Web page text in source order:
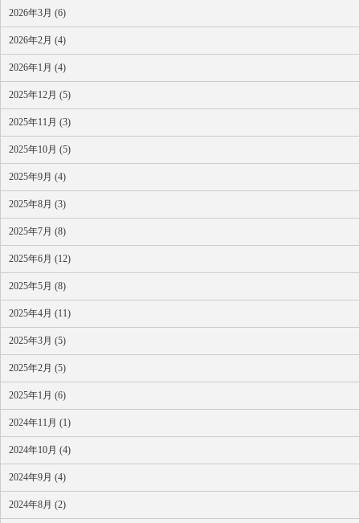
2026年3月 (6)
2026年2月 (4)
2026年1月 (4)
2025年12月 (5)
2025年11月 (3)
2025年10月 (5)
2025年9月 (4)
2025年8月 (3)
2025年7月 (8)
2025年6月 (12)
2025年5月 (8)
2025年4月 (11)
2025年3月 (5)
2025年2月 (5)
2025年1月 (6)
2024年11月 (1)
2024年10月 (4)
2024年9月 (4)
2024年8月 (2)